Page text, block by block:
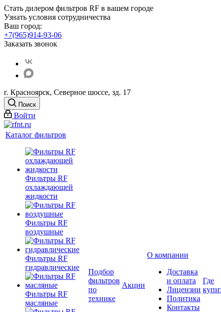
Стать дилером фильтров RF в вашем городе
Узнать условия сотрудничества
Ваш город:
+7(965)914-93-06
Заказать звонок
г. Красноярск, Северное шоссе, зд. 17
Поиск
Войти
Каталог фильтров
Фильтры RF
охлаждающей
жидкости
Фильтры RF
воздушные
Фильтры RF
гидравлические
Фильтры RF
масляные
Подбор
фильтров
по
технике
Акции
О компании
Доставка
и оплата
Лицензии
Политика
Контакты
Где